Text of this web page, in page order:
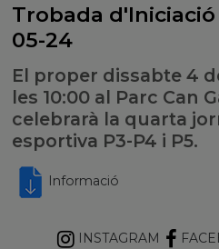
Trobada
05-24
El proper dissabte 4
les 10:00 al Parc Can
celebrarà la quarta
esportiva P3-P4 i P5.
Informació
INSTAGRAM